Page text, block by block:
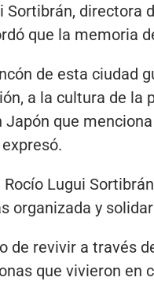
Sortibrán, directora
que la memoria
de esta ciudad
a la cultura de la
Japón que
expresó.
Rocío Lugui
organizada y
de revivir a través
que vivieron en